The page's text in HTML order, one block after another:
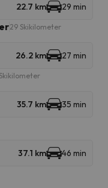
22.7 km 29 min
29 Skikilometer
26.2 km 27 min
35.7 km 35 min
37.1 km 46 min